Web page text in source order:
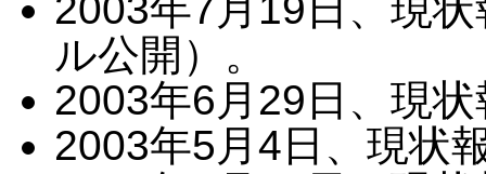
ル公開）。
2003年6月29日、現
2003年5月4日、現状